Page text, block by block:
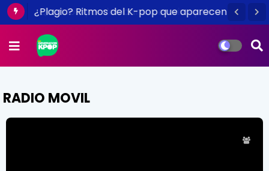
¿Plagio? Ritmos del K-pop que aparecen
RADIO MOVIL